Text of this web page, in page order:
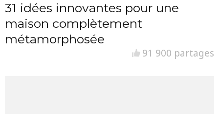
31 idées innovantes pour une
maison complètement
métamorphosée
91 900 partages